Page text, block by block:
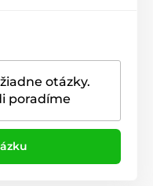
otázky.
poradíme